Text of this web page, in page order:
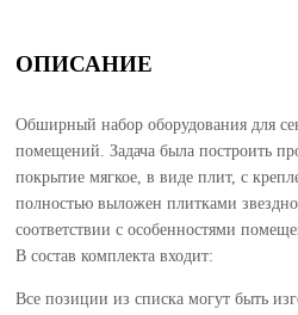
ОПИСАНИЕ
Обширный набор оборудования для
помещений. Задача была построить
покрытие мягкое, в виде плит, с
полностью выложен плитками
соответствии с особенностями
В состав комплекта входит:
Все позиции из списка могут быть